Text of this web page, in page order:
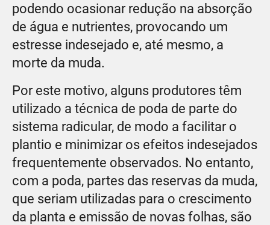
podendo ocasionar redução na absorção
de água e nutrientes, provocando um
estresse indesejado e, até mesmo, a
morte da muda.
Por este motivo, alguns produtores têm
utilizado a técnica de poda de parte do
sistema radicular, de modo a facilitar o
plantio e minimizar os efeitos indesejados
frequentemente observados. No entanto,
com a poda, partes das reservas da muda,
que seriam utilizadas para o crescimento
da planta e emissão de novas folhas, são